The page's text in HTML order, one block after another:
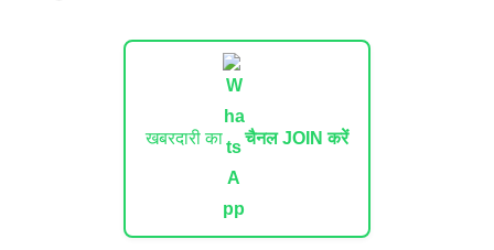
खबरदारी का चैनल JOIN करें